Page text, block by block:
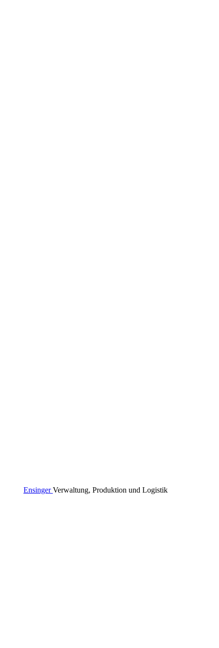
Ensinger Verwaltung, Produktion und Logistik